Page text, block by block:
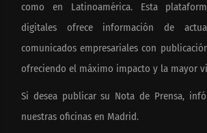
como en Latinoamérica. Esta
digitales ofrece información de
comunicados empresariales con
ofreciendo el máximo impacto y la mayor
Si desea publicar su Nota de Prensa,
nuestras oficinas en Madrid.